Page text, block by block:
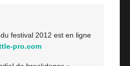
festival 2012 est en ligne
pro.com